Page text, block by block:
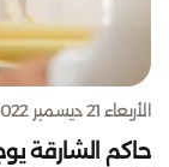
الأربعاء 21 ديسمبر 2022
حاكم الشارقة